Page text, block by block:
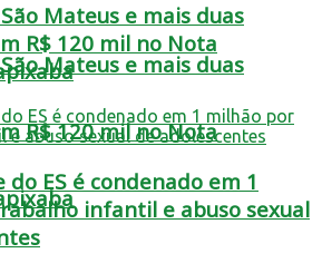
Mateus e mais duas
R$ 120 mil no Nota
Mateus e mais duas
R$ 120 mil no Nota
do ES é condenado em 1
infantil e abuso sexual